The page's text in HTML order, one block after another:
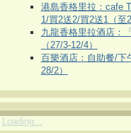
港島香格里拉：cafe
1/買2送2/買2送1（至
九龍香格里拉酒店：
（27/3-12/4）
百樂酒店：自助餐/下
28/2）
Loading...